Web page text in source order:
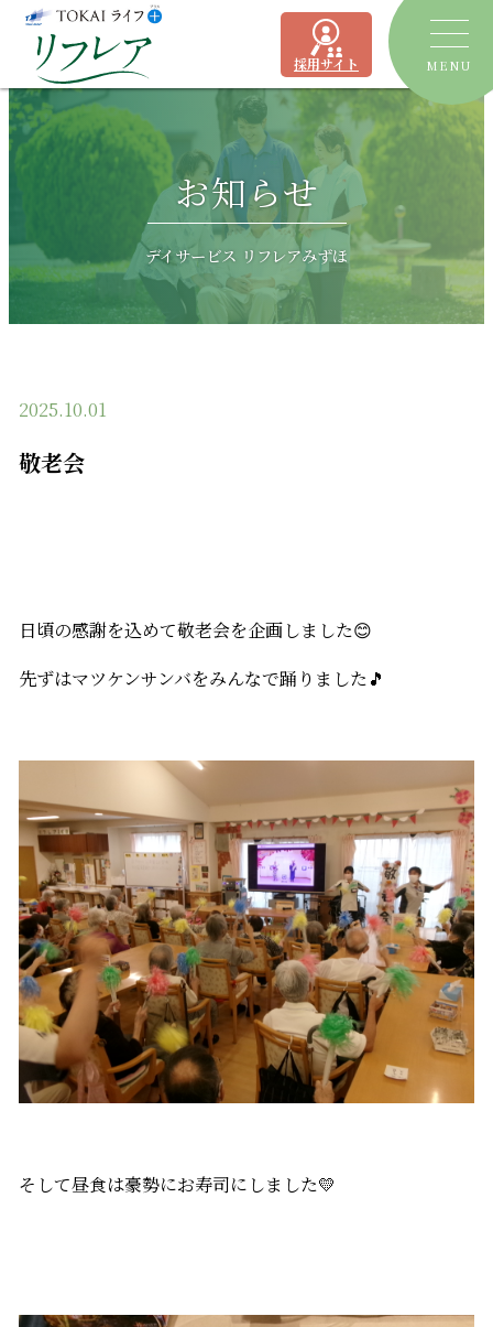
採用サイト MENU
トピックス
デイサービス
ショートステイ リフレア聖一色
有料老人ホーム リフレア上土
運営会社
お知らせ
デイサービス リフレアみずほ
2025.10.01
敬老会
日頃の感謝を込めて敬老会を企画しました😊
先ずはマツケンサンバをみんなで踊りました🎵
そして昼食は豪勢にお寿司にしました💛